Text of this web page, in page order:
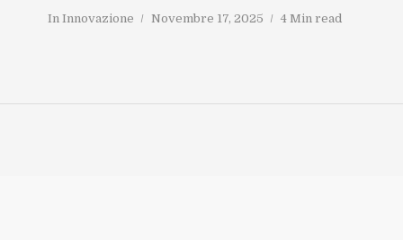
In Innovazione Novembre 17, 2025 4 Min read